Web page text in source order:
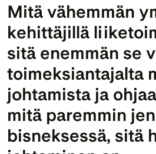
Mitä vähemmän
kehittäjillä
sitä enemmän se
toimeksiantajalta
johtamista ja
mitä paremmin
bisneksessä, sitä